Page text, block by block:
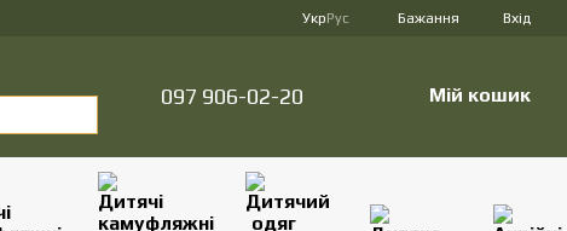
УкрРус Бажання Вхід
097 906-02-20 Мій кошик